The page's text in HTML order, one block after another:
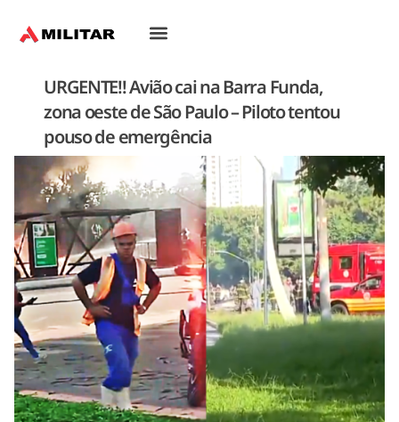
URGENTE!! Avião cai na Barra Funda,
zona oeste de São Paulo – Piloto tentou
pouso de emergência